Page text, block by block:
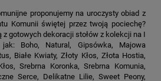
proponujemy na uroczysty obiad z
Komunii świętej przez twoją pociechę?
gotowych dekoracji stołów z kolekcji na I
Boho, Natural, Gipsówka, Majowa
Białe Kwiaty, Złoty Kłos, Złota Hostia,
Srebrna Koronka, Srebrna Komunia,
Serce, Delikatne Lilie, Sweet Peony,